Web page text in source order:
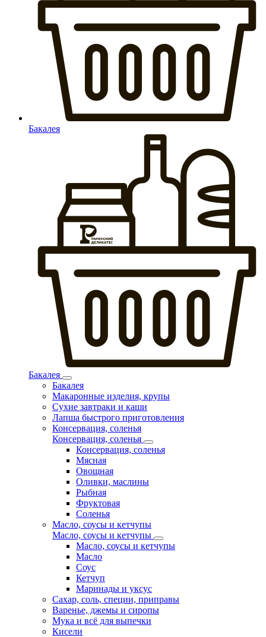
Бакалея
Бакалея
Бакалея
Макаронные изделия, крупы
Сухие завтраки и каши
Лапша быстрого приготовления
Консервация, соленья
Консервация, соленья
Консервация, соленья
Мясная
Овощная
Оливки, маслины
Рыбная
Фруктовая
Соленья
Масло, соусы и кетчупы
Масло, соусы и кетчупы
Масло, соусы и кетчупы
Масло
Соус
Кетчуп
Маринады и уксус
Сахар, соль, специи, приправы
Варенье, джемы и сиропы
Мука и всё для выпечки
Кисели